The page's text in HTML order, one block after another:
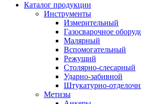
Каталог продукции
Инструменты
Измерительный
Газосварочное
Малярный
Вспомогательный
Режущий
Столярно-слесарный
Ударно-забивной
Штукатурно-
Метизы